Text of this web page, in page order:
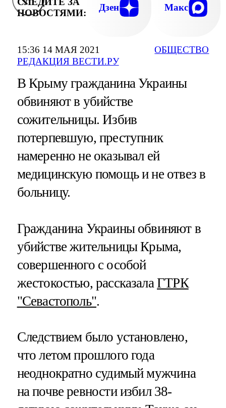
15:36 14 МАЯ 2021
РЕДАКЦИЯ ВЕСТИ.РУ
ОБЩЕСТВО
НОВОСТЯМИ:
Дзен Макс
В Крыму гражданина Украины
обвиняют в убийстве
сожительницы. Избив
потерпевшую, преступник
намеренно не оказывал ей
медицинскую помощь и не отвез в
больницу.
Гражданина Украины обвиняют в
убийстве жительницы Крыма,
совершенного с особой
жестокостью, рассказалаГТРК
"Севастополь".
Следствием было установлено,
что летом прошлого года
неоднократно судимый мужчина
на почве ревности избил 38-